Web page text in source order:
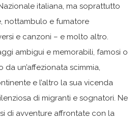
italiana, ma soprattutto
nottambulo e fumatore
e canzoni – e molto altro.
ambigui e memorabili, famosi o
un’affezionata scimmia,
e l’altro la sua vicenda
di migranti e sognatori. Ne
di avventure affrontate con la